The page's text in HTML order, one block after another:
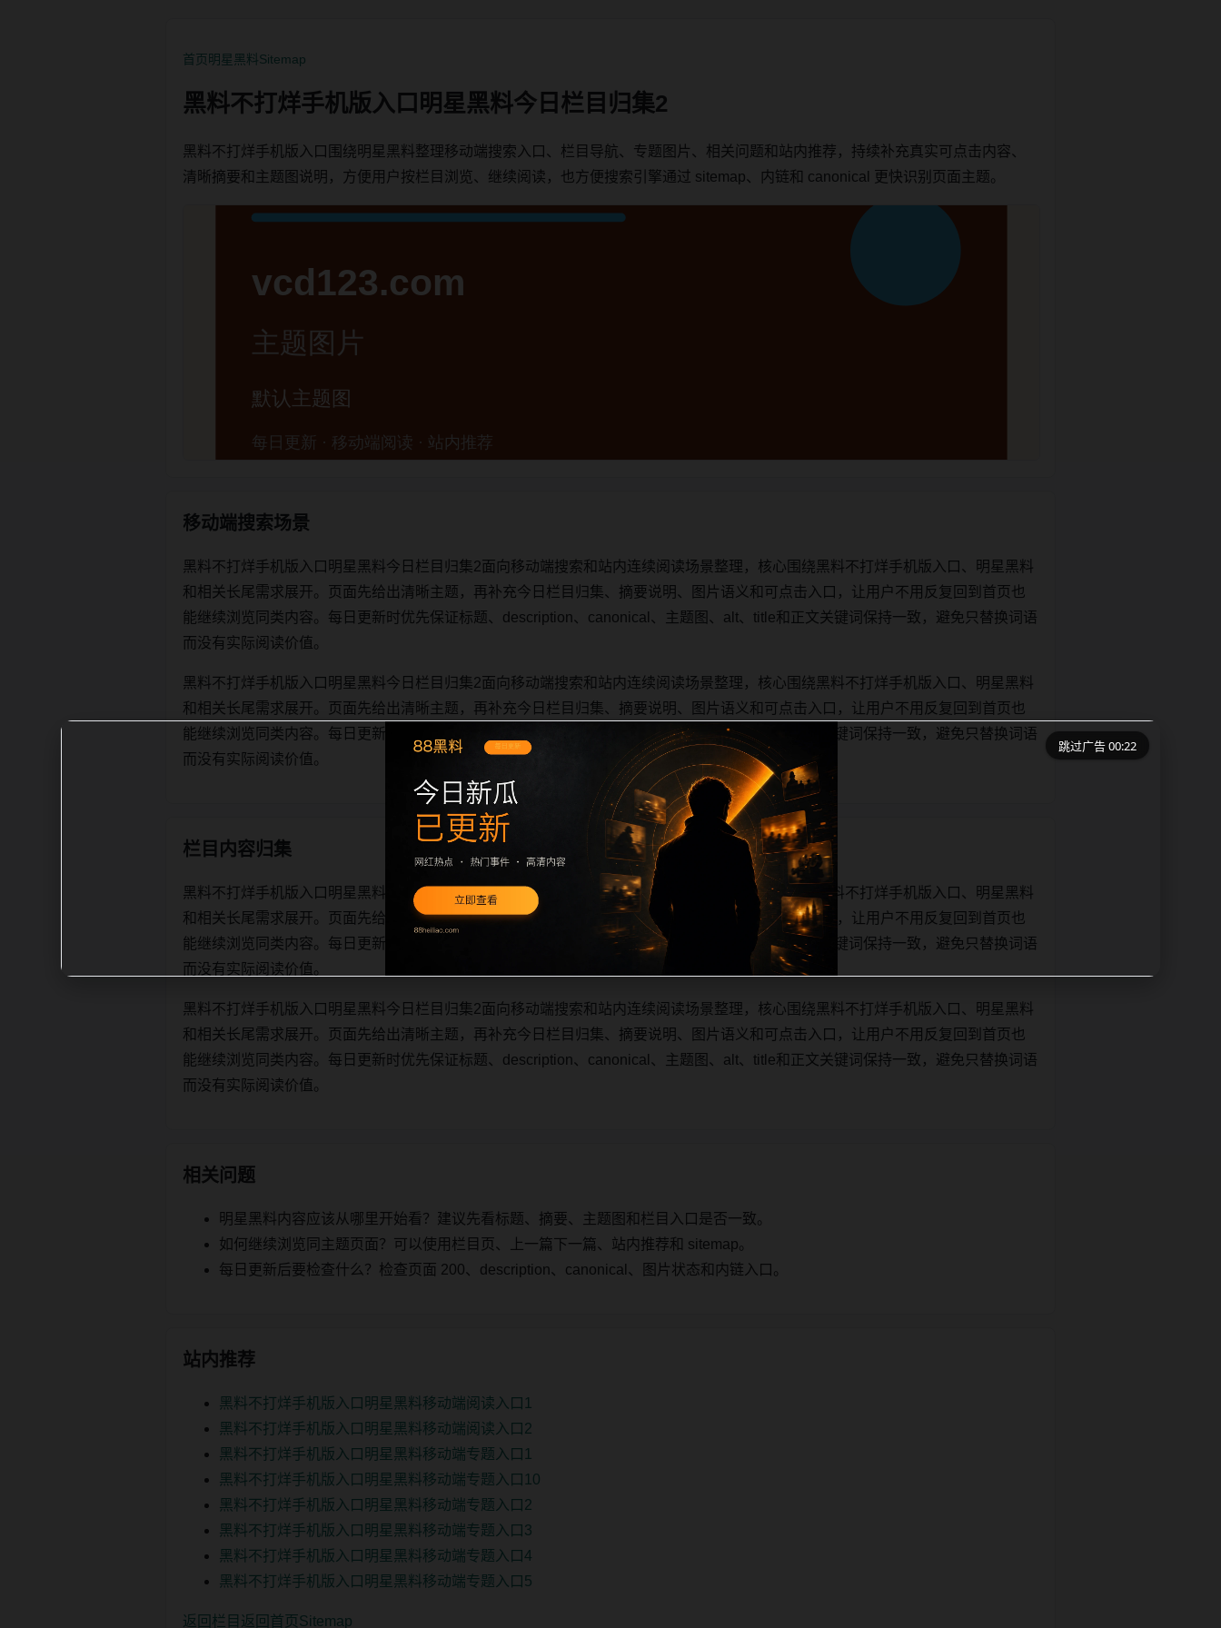
首页明星黑料Sitemap
黑料不打烊手机版入口明星黑料今日栏目归集2
黑料不打烊手机版入口围绕明星黑料整理移动端搜索入口、栏目导航、专题图片、相关问题和站内推荐，持续补充真实可点击内容、
清晰摘要和主题图说明，方便用户按栏目浏览、继续阅读，也方便搜索引擎通过 sitemap、内链和 canonical 更快识别页面主题。
移动端搜索场景
黑料不打烊手机版入口明星黑料今日栏目归集2面向移动端搜索和站内连续阅读场景整理，核心围绕黑料不打烊手机版入口、明星黑料
和相关长尾需求展开。页面先给出清晰主题，再补充今日栏目归集、摘要说明、图片语义和可点击入口，让用户不用反复回到首页也
能继续浏览同类内容。每日更新时优先保证标题、description、canonical、主题图、alt、title和正文关键词保持一致，避免只替换词语
而没有实际阅读价值。
黑料不打烊手机版入口明星黑料今日栏目归集2面向移动端搜索和站内连续阅读场景整理，核心围绕黑料不打烊手机版入口、明星黑料
和相关长尾需求展开。页面先给出清晰主题，再补充今日栏目归集、摘要说明、图片语义和可点击入口，让用户不用反复回到首页也
能继续浏览同类内容。每日更新时优先保证标题、description、canonical、主题图、alt、title和正文关键词保持一致，避免只替换词语
而没有实际阅读价值。
栏目内容归集
黑料不打烊手机版入口明星黑料今日栏目归集2面向移动端搜索和站内连续阅读场景整理，核心围绕黑料不打烊手机版入口、明星黑料
和相关长尾需求展开。页面先给出清晰主题，再补充今日栏目归集、摘要说明、图片语义和可点击入口，让用户不用反复回到首页也
能继续浏览同类内容。每日更新时优先保证标题、description、canonical、主题图、alt、title和正文关键词保持一致，避免只替换词语
而没有实际阅读价值。
黑料不打烊手机版入口明星黑料今日栏目归集2面向移动端搜索和站内连续阅读场景整理，核心围绕黑料不打烊手机版入口、明星黑料
和相关长尾需求展开。页面先给出清晰主题，再补充今日栏目归集、摘要说明、图片语义和可点击入口，让用户不用反复回到首页也
能继续浏览同类内容。每日更新时优先保证标题、description、canonical、主题图、alt、title和正文关键词保持一致，避免只替换词语
而没有实际阅读价值。
相关问题
明星黑料内容应该从哪里开始看？建议先看标题、摘要、主题图和栏目入口是否一致。
如何继续浏览同主题页面？可以使用栏目页、上一篇下一篇、站内推荐和 sitemap。
每日更新后要检查什么？检查页面 200、description、canonical、图片状态和内链入口。
站内推荐
黑料不打烊手机版入口明星黑料移动端阅读入口1
黑料不打烊手机版入口明星黑料移动端阅读入口2
黑料不打烊手机版入口明星黑料移动端专题入口1
黑料不打烊手机版入口明星黑料移动端专题入口10
黑料不打烊手机版入口明星黑料移动端专题入口2
黑料不打烊手机版入口明星黑料移动端专题入口3
黑料不打烊手机版入口明星黑料移动端专题入口4
黑料不打烊手机版入口明星黑料移动端专题入口5
返回栏目 返回首页 Sitemap
跳过广告 00:21